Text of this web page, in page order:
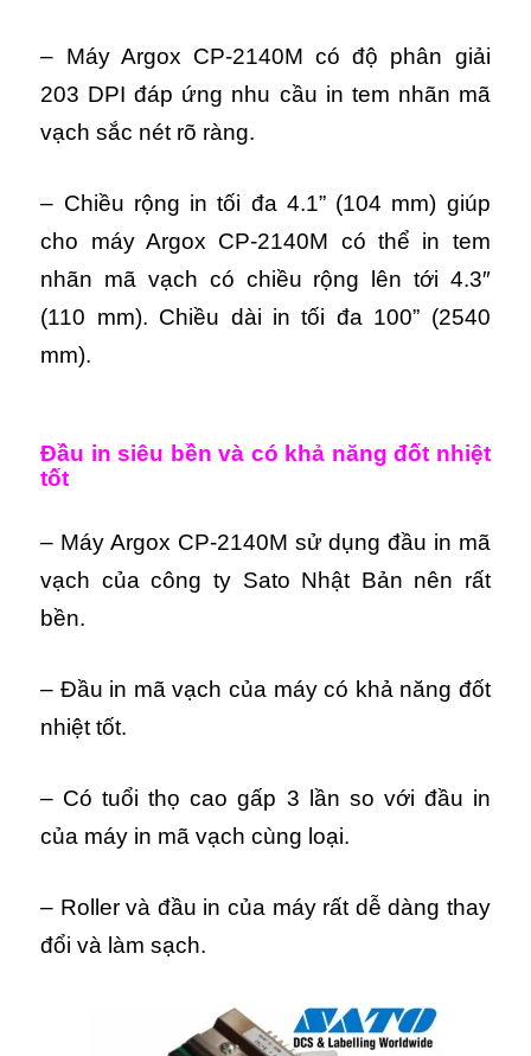
– Máy Argox CP-2140M có độ phân giải
203 DPI đáp ứng nhu cầu in tem nhãn mã
vạch sắc nét rõ ràng.
– Chiều rộng in tối đa 4.1” (104 mm) giúp
cho máy Argox CP-2140M có thể in tem
nhãn mã vạch có chiều rộng lên tới 4.3″
(110 mm). Chiều dài in tối đa 100” (2540
mm).
Đầu in siêu bền và có khả năng đốt nhiệt
tốt
– Máy Argox CP-2140M sử dụng đầu in mã
vạch của công ty Sato Nhật Bản nên rất
bền.
– Đầu in mã vạch của máy có khả năng đốt
nhiệt tốt.
– Có tuổi thọ cao gấp 3 lần so với đầu in
của máy in mã vạch cùng loại.
– Roller và đầu in của máy rất dễ dàng thay
đổi và làm sạch.